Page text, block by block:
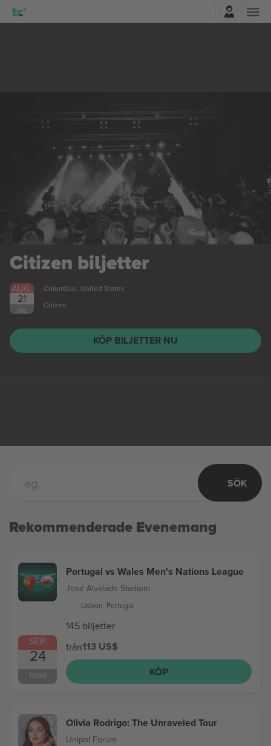
Citizen biljetter
AUG.
21
FRE
Columbus, United States
Citizen
KÖP BILJETTER NU
SÖK
Rekommenderade Evenemang
SEP.
24
TORS
Portugal vs Wales Men's Nations League
José Alvalade Stadium
Lisbon, Portugal
145 biljetter
från113 US$
KÖP
Olivia Rodrigo: The Unraveled Tour
Unipol Forum